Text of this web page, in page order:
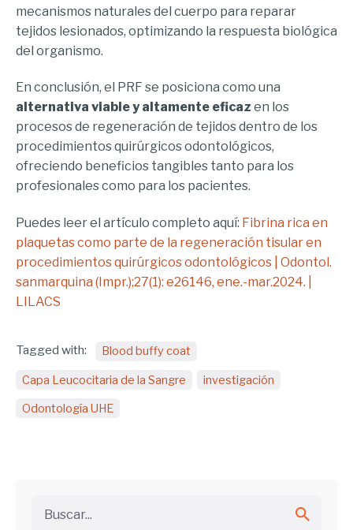
mecanismos naturales del cuerpo para reparar
tejidos lesionados, optimizando la respuesta biológica
del organismo.
En conclusión, el PRF se posiciona como una
alternativa viable y altamente eficaz en los
procesos de regeneración de tejidos dentro de los
procedimientos quirúrgicos odontológicos,
ofreciendo beneficios tangibles tanto para los
profesionales como para los pacientes.
Puedes leer el artículo completo aquí: Fibrina rica en
plaquetas como parte de la regeneración tisular en
procedimientos quirúrgicos odontológicos | Odontol.
sanmarquina (Impr.);27(1): e26146, ene.-mar.2024. |
LILACS
Tagged with: Blood buffy coat
Capa Leucocitaria de la Sangre investigación
Odontología UHE